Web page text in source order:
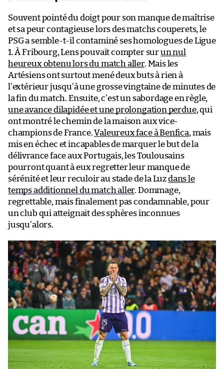
Souvent pointé du doigt pour son manque de maîtrise
et sa peur contagieuse lors des matchs couperets, le
PSG a semble-t-il contaminé ses homologues de Ligue
1. À Fribourg, Lens pouvait compter surun nul
heureux obtenu lors du match aller. Mais les
Artésiens ont surtout mené deux buts à rien à
l’extérieur jusqu’à une grosse vingtaine de minutes de
la fin du match. Ensuite, c’est un sabordage en règle,
une avance dilapidée et une prolongation perdue, qui
ont montré le chemin de la maison aux vice-
champions de France.Valeureux face à Benfica, mais
mis en échec et incapables de marquer le but de la
délivrance face aux Portugais, les Toulousains
pourront quant à eux regretter leur manque de
sérénité et leur reculoir au stade de la Luzdans le
temps additionnel du match aller. Dommage,
regrettable, mais finalement pas condamnable, pour
un club qui atteignait des sphères inconnues
jusqu’alors.